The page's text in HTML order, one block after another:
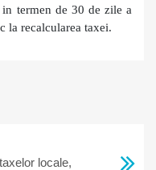
termen de 30 de zile a
la recalcularea taxei.
locale,